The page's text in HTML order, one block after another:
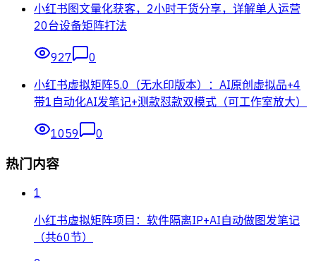
小红书图文量化获客，2小时干货分享，详解单人运营
20台设备矩阵打法
927
0
小红书虚拟矩阵5.0（无水印版本）：AI原创虚拟品+4
带1自动化AI发笔记+测款怼款双模式（可工作室放大）
1059 0
热门内容
1
小红书虚拟矩阵项目：软件隔离IP+AI自动做图发笔记
（共60节）